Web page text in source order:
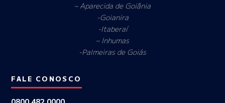
– Aparecida de Goiânia
-Goianira
-Itaberaí
– Inhumas
-Palmeiras de Goiás
FALE CONOSCO